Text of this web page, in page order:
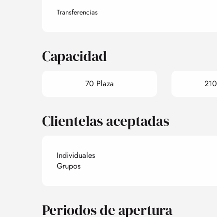
Transferencias
Capacidad
70 Plaza
Clientelas aceptadas
Individuales
Grupos
Periodos de apertura